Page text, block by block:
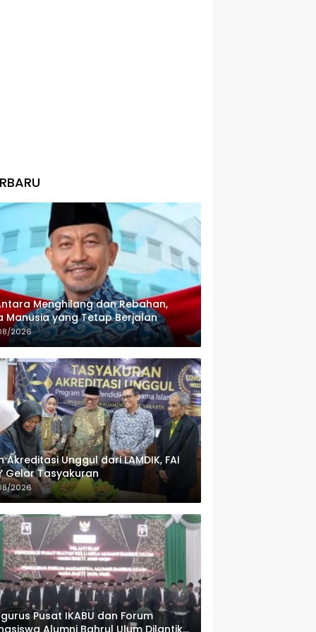
Menghilang dan Rebahan,
Manusia yang Tetap Berjalan
2026
Akreditasi Unggul dari LAMDIK, FAI
Gelar Tasyakuran
2026
Pusat IKABU dan Forum
Alumni Bahrul Ulum Dilantik,